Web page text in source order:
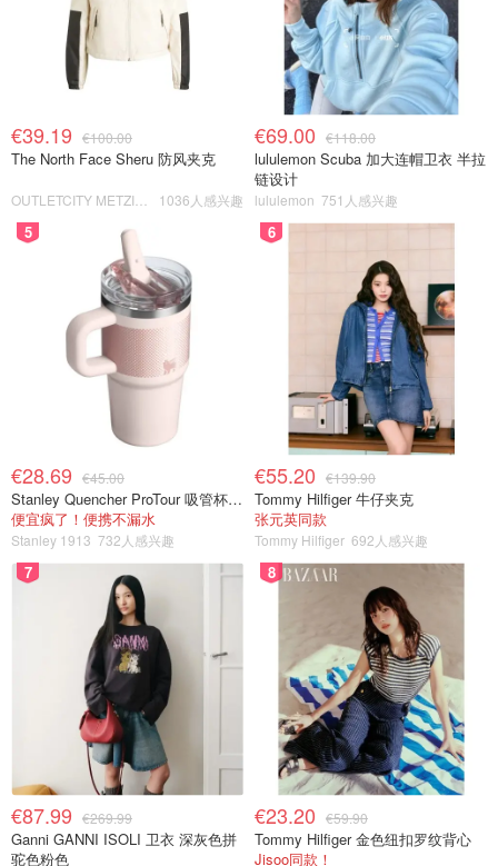
€39.19 €100.00
The North Face Sheru 防风夹克
1036人感兴趣
€69.00 €118.00
lululemon Scuba 加大连帽卫衣 半拉
链设计
lululemon 751人感兴趣
5
€28.69 €45.00
Stanley Quencher ProTour 吸管杯 0.59L
便宜疯了！便携不漏水
Stanley 1913 732人感兴趣
6
€55.20 €139.90
Tommy Hilfiger 牛仔夹克
张元英同款
Tommy Hilfiger 692人感兴趣
7
€87.99 €269.99
Ganni GANNI ISOLI 卫衣 深灰色拼
驼色粉色
8
€23.20 €59.90
Tommy Hilfiger 金色纽扣罗纹背心
Jisoo同款！